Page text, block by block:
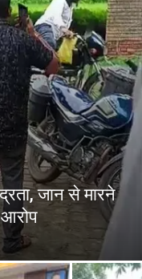
जान से मारने
आरोप